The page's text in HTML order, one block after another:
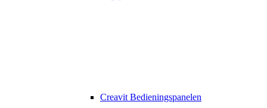
Creavit Bedieningspanelen